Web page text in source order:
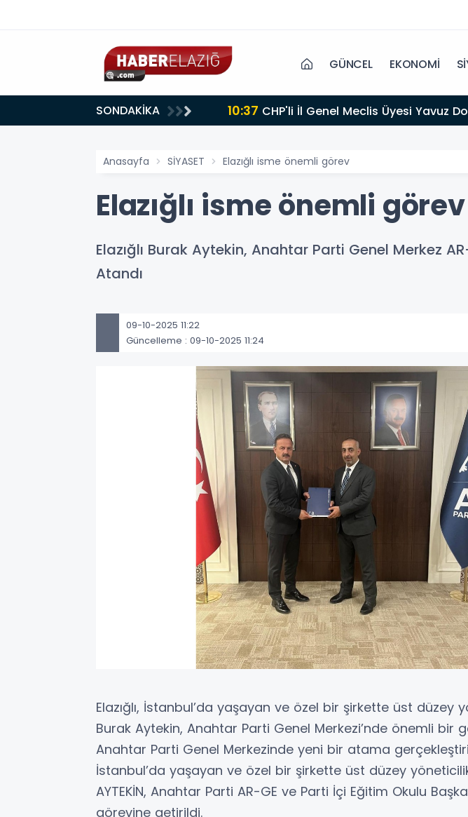
GÜNCEL EKONOMİ
SONDAKİKA 10:37 CHP'li İl Genel Meclis Üyesi Yavuz
Anasayfa SİYASET Elazığlı isme önemli görev
Elazığlı isme önemli görev
Elazığlı Burak Aytekin, Anahtar Parti Genel Merkez
Atandı
09-10-2025 11:22
Güncelleme : 09-10-2025 11:24
Elazığlı, İstanbul’da yaşayan ve özel bir şirkette üst düzey
Burak Aytekin, Anahtar Parti Genel Merkezi’nde önemli bir
Anahtar Parti Genel Merkezinde yeni bir atama
İstanbul’da yaşayan ve özel bir şirkette üst düzey
AYTEKİN, Anahtar Parti AR-GE ve Parti İçi Eğitim Okulu
görevine getirildi.